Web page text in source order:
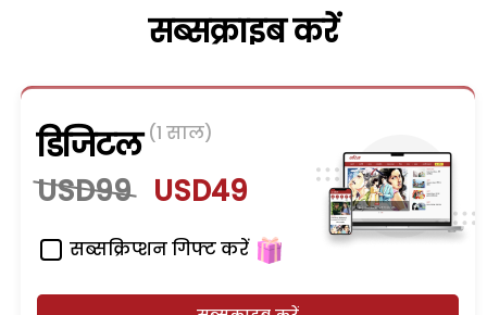
सब्सक्राइब करें
डिजिटल (1 साल)
USD99 USD49
सब्सक्रिप्शन गिफ्ट करें